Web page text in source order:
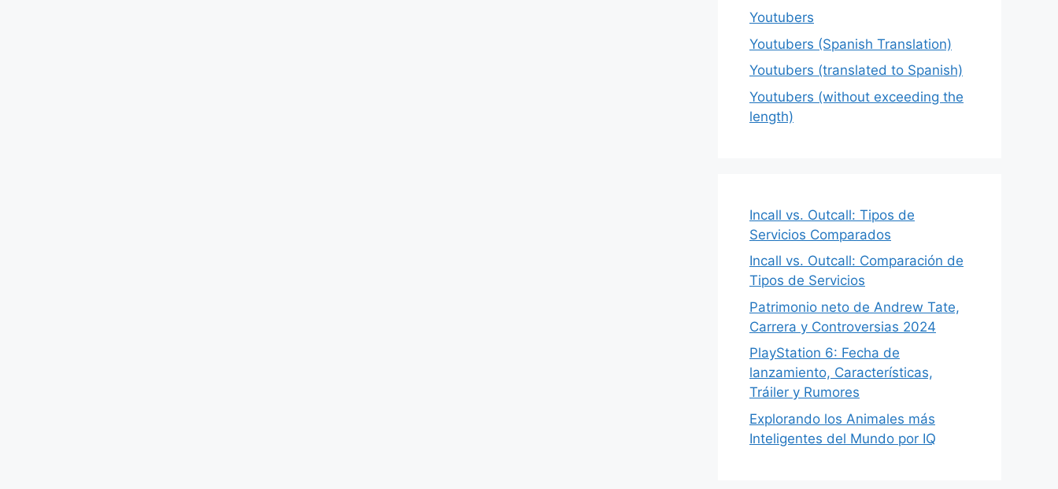
Youtubers
Youtubers (Spanish Translation)
Youtubers (translated to Spanish)
Youtubers (without exceeding the
length)
Incall vs. Outcall: Tipos de
Servicios Comparados
Incall vs. Outcall: Comparación de
Tipos de Servicios
Patrimonio neto de Andrew Tate,
Carrera y Controversias 2024
PlayStation 6: Fecha de
lanzamiento, Características,
Tráiler y Rumores
Explorando los Animales más
Inteligentes del Mundo por IQ